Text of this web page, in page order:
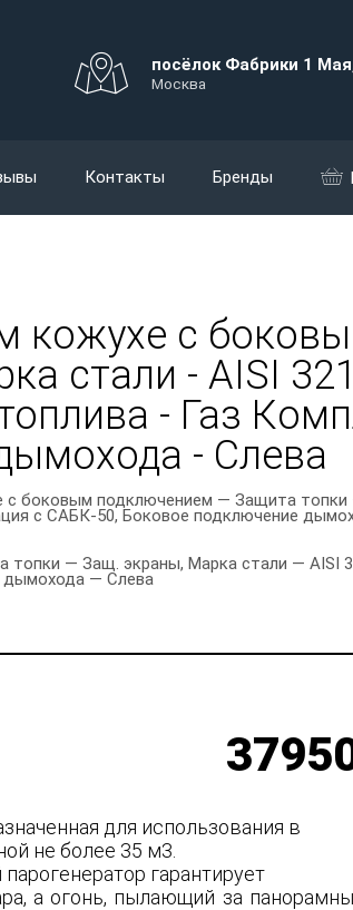
посёлок Фабрики 1
Москва
Контакты Бренды
кожухе с
стали - AISI
- Газ
- Слева
с боковым подключением — Защита
с САБК-50, Боковое подключение
— Защ. экраны, Марка стали — AISI
дымохода — Слева
для использования в
не более 35 м3.
гарантирует
а огонь, пылающий за